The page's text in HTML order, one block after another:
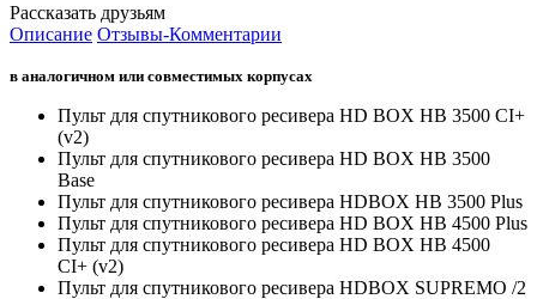
Рассказать друзьям
Описание Отзывы-Комментарии
в аналогичном или совместимых корпусах
Пульт для спутникового ресивера HD BOX HB 3500 CI+
(v2)
Пульт для спутникового ресивера HD BOX HB 3500
Base
Пульт для спутникового ресивера HDBOX HB 3500 Plus
Пульт для спутникового ресивера HD BOX HB 4500 Plus
Пульт для спутникового ресивера HD BOX HB 4500
CI+ (v2)
Пульт для спутникового ресивера HDBOX SUPREMO /2